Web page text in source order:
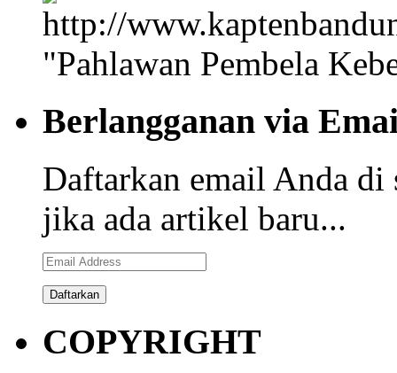
"Pahlawan Pembela
Berlangganan via
Daftarkan email Anda
jika ada artikel baru...
Email
Address
COPYRIGHT